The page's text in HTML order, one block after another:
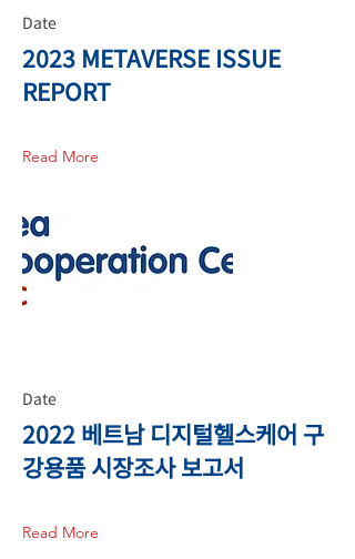
Date
2023 METAVERSE ISSUE
REPORT
Read More
Date
2022 베트남 디지털헬스케어 구
강용품 시장조사 보고서
Read More